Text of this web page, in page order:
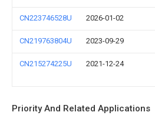
CN223746528U 2026-01-02
CN219763804U 2023-09-29
CN215274225U 2021-12-24
Priority And Related Applications